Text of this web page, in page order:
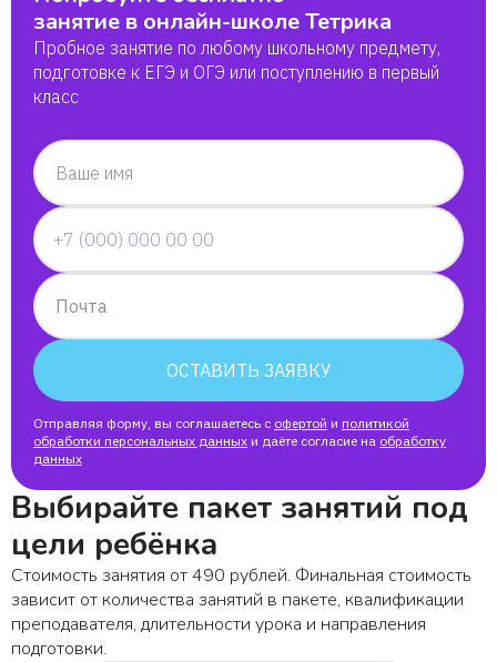
занятие в онлайн-школе Тетрика
Пробное занятие по любому школьному предмету,
подготовке к ЕГЭ и ОГЭ или поступлению в первый
класс
Ваше имя
Почта
ОСТАВИТЬ ЗАЯВКУ
Отправляя форму, вы соглашаетесь с офертой и политикой
обработки персональных данных и даёте согласие на обработку
данных
Выбирайте пакет занятий под
цели ребёнка
Стоимость занятия от 490 рублей. Финальная стоимость
зависит от количества занятий в пакете, квалификации
преподавателя, длительности урока и направления
подготовки.